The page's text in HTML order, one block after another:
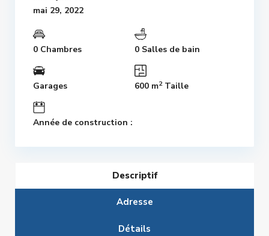
mai 29, 2022
0 Chambres 0 Salles de bain
Garages 600 m2Taille
Année de construction :
Descriptif
Adresse
Détails